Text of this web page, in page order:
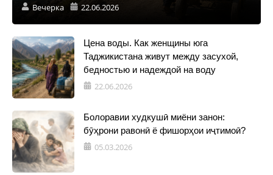
Вечерка 22.06.2026
Цена воды. Как женщины юга
Таджикистана живут между засухой,
бедностью и надеждой на воду
22.06.2026
Болоравии худкушӣ миёни занон:
бӯҳрони равонӣ ё фишорҳои иҷтимоӣ?
05.03.2026